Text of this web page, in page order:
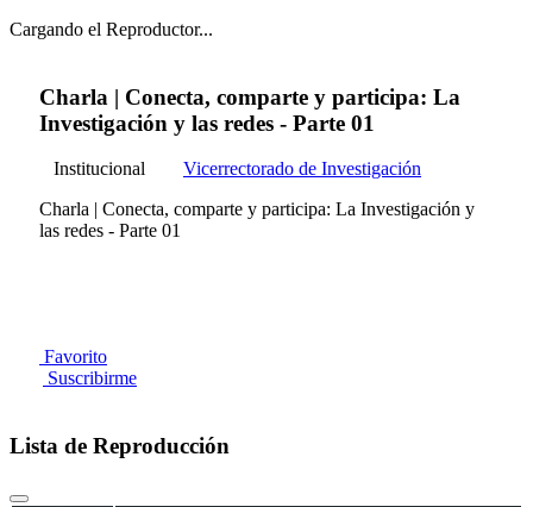
Cargando el Reproductor...
Charla | Conecta, comparte y participa: La
Investigación y las redes - Parte 01
Institucional
Vicerrectorado de Investigación
Charla | Conecta, comparte y participa: La Investigación y
las redes - Parte 01
Favorito
Suscribirme
Lista de Reproducción